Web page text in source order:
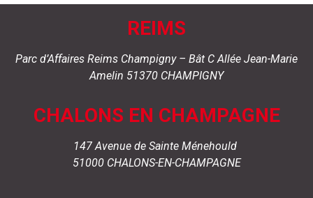
REIMS
Parc d’Affaires Reims Champigny – Bât C Allée Jean-Marie
Amelin 51370 CHAMPIGNY
CHALONS EN CHAMPAGNE
147 Avenue de Sainte Ménehould
51000 CHALONS-EN-CHAMPAGNE